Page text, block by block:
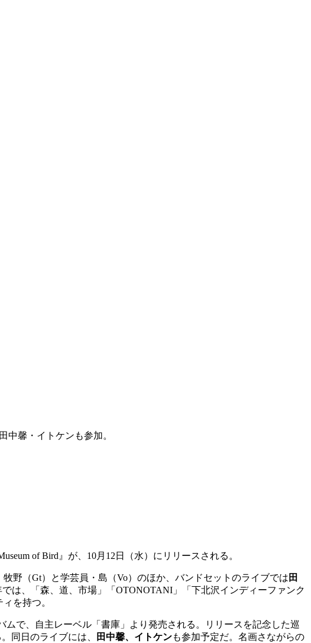
中馨・イトケンも参加。
of Bird』が、10月12日（水）にリリースされる。
牧野（Gt）と学芸員・島（Vo）のほか、バンドセットのライブでは 田
は、「森、道、市場」「OTONOTANI」「下北沢インディーファンク
を持つ。
ムで、自主レーベル「書庫」より発売される。リリースを記念した巡
同日のライブには、
田中馨、 イトケンも参加予定だ。名画さながらの